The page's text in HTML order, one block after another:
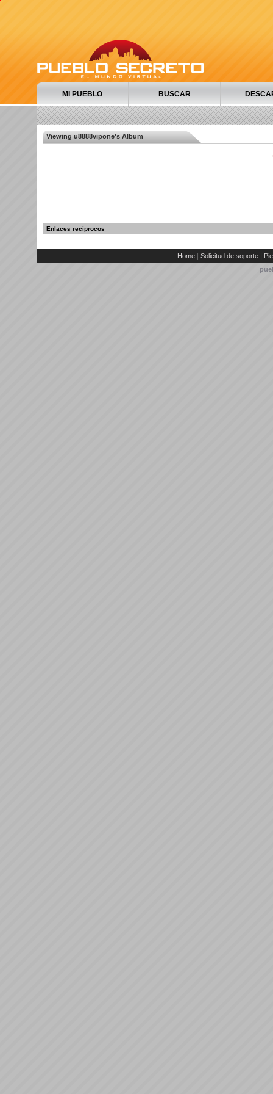
MI PUEBLO BUSCAR
Viewing u8888vipone's Album
Enlaces recíprocos
Home Solicitud de soporte